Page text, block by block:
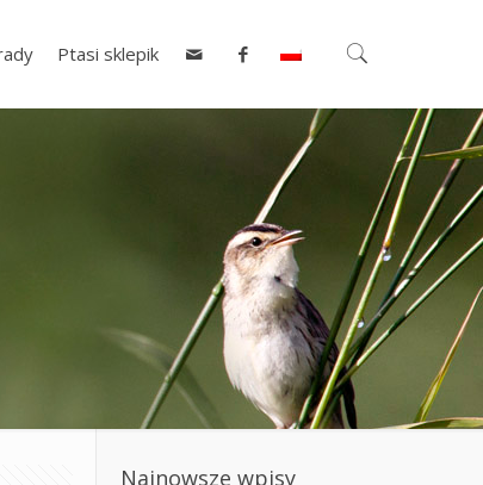
Ptasi sklepik
Najnowsze wpisy